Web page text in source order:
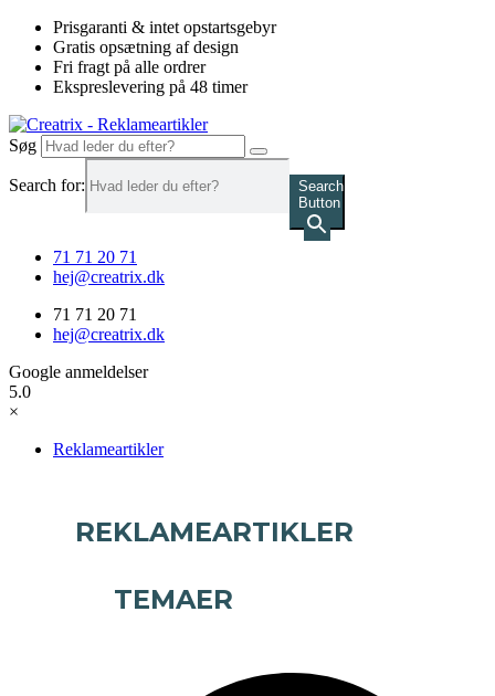
Videre
indhold
Prisgaranti & intet opstartsgebyr
Gratis opsætning af design
Fri fragt på alle ordrer
Ekspreslevering på 48 timer
Søg
Search for:
Search
Button
71 71 20 71
hej@creatrix.dk
71 71 20 71
hej@creatrix.dk
Google anmeldelser
5.0
×
Reklameartikler
REKLAMEARTIKLER
TEMAER